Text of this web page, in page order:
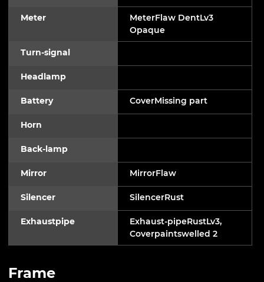
Meter
MeterFlaw DentLv3
Opaque
Turn-signal
Headlamp
Battery CoverMissing part
Horn
Back-lamp
Mirror MirrorFlaw
Silencer SilencerRust
Exhaustpipe
Exhaust-pipeRustLv3,
Coverpaintswelled 2
Frame